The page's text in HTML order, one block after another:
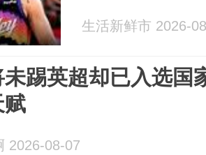
生活新鲜市 2026-
未踢英超却已入选国
赋
2026-08-07